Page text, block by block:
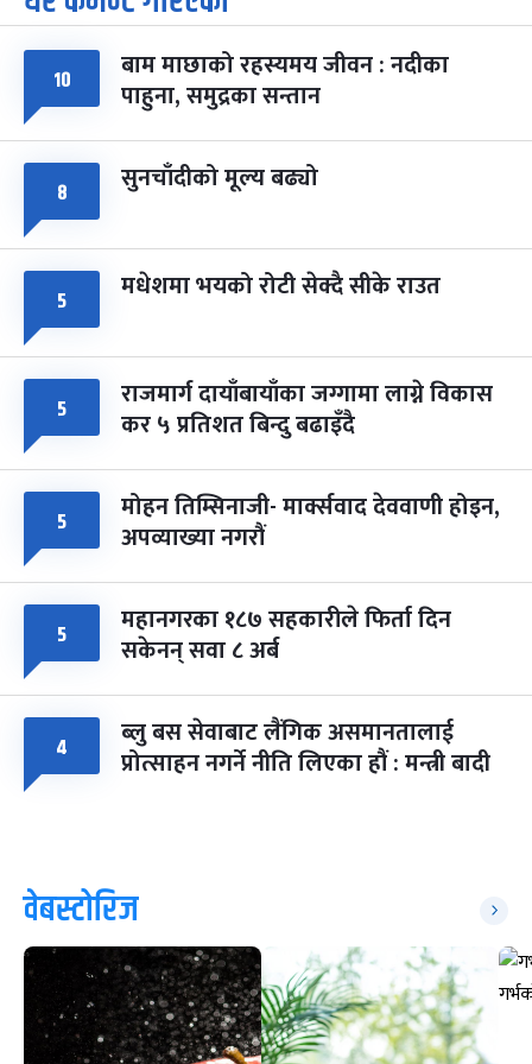
आइत चैत्र ७, २०८३-Mar 21, 2027
८ फागुपूर्णिमा
चैत्र ८, २०८३-Mar 22, 2027
७ महिना बाँकी
१० बाम माछाको रहस्यमय जीवन : नदीका
पाहुना, समुद्रका सन्तान
८ सुनचाँदीको मूल्य बढ्यो
५ मधेशमा भयको रोटी सेक्दै सीके राउत
५ राजमार्ग दायाँबायाँका जग्गामा लाग्ने विकास
कर ५ प्रतिशत बिन्दु बढाइँदै
५ मोहन तिम्सिनाजी- मार्क्सवाद देववाणी होइन,
अपव्याख्या नगरौं
५ महानगरका १८७ सहकारीले फिर्ता दिन
सकेनन् सवा ८ अर्ब
४ ब्लु बस सेवाबाट लैंगिक असमानतालाई
प्रोत्साहन नगर्ने नीति लिएका हौं : मन्त्री बादी
वेबस्टोरिज